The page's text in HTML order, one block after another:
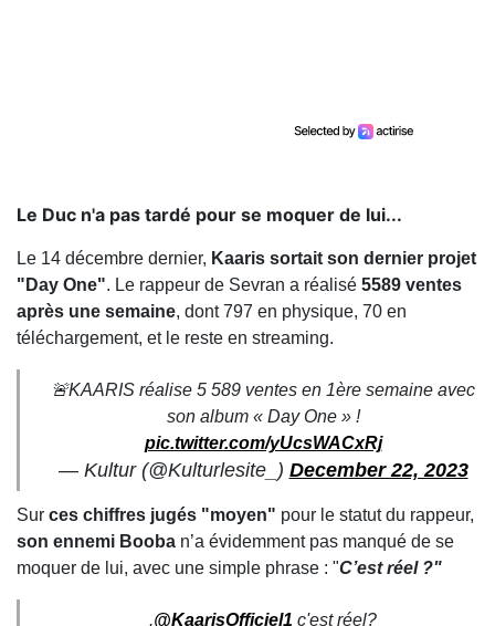
Le Duc n'a pas tardé pour se moquer de lui...
Le 14 décembre dernier, Kaaris sortait son dernier projet
"Day One". Le rappeur de Sevran a réalisé 5589 ventes
après une semaine, dont 797 en physique, 70 en
téléchargement, et le reste en streaming.
🚨KAARIS réalise 5 589 ventes en 1ère semaine avec
son album « Day One » !
pic.twitter.com/yUcsWACxRj
— Kultur (@Kulturlesite_) December 22, 2023
Sur ces chiffres jugés "moyen" pour le statut du rappeur,
son ennemi Booba n’a évidemment pas manqué de se
moquer de lui, avec une simple phrase : "C’est réel ?"
.@KaarisOfficiel1 c'est réel?